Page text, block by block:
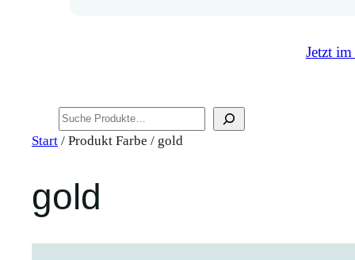
Jetzt
Start / Produkt Farbe / gold
gold